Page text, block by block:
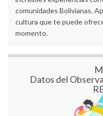
comunidades Bolivianas.
cultura que te puede
momento.
Datos del